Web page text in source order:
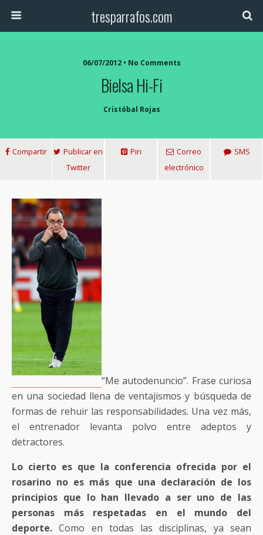
tresparrafos.com
06/07/2012 • No Comments
Bielsa Hi-Fi
Cristóbal Rojas
Compartir
Publicar en
Twitter
Pin
Correo
electrónico
SMS
“Me autodenuncio”. Frase curiosa
en una sociedad llena de ventajismos y búsqueda de
formas de rehuir las responsabilidades. Una vez más,
el entrenador levanta polvo entre adeptos y
detractores.
Lo cierto es que la conferencia ofrecida por el
rosarino no es más que una declaración de los
principios que lo han llevado a ser uno de las
personas más respetadas en el mundo del
deporte. Como en todas las disciplinas, ya sean